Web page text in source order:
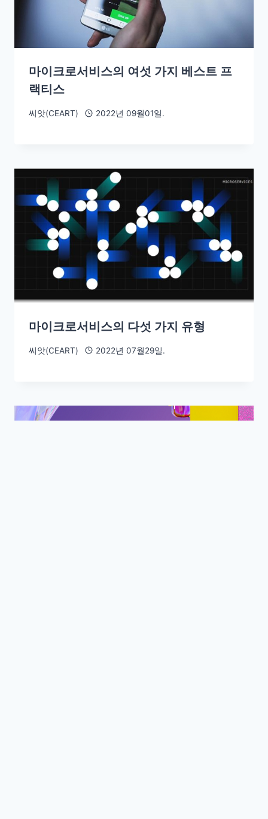
마이크로서비스의 여섯 가지 베스트 프
랙티스
씨앗(CEART) 2022년 09월01일.
마이크로서비스의 다섯 가지 유형
씨앗(CEART) 2022년 07월29일.